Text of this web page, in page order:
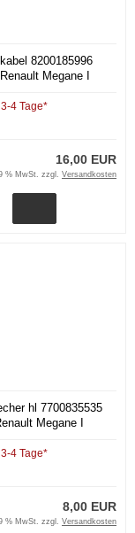
8200185996
Megane I
3-4 Tage*
16,00 EUR
% MwSt. zzgl. Versandkosten
hl 7700835535
Megane I
3-4 Tage*
8,00 EUR
% MwSt. zzgl. Versandkosten